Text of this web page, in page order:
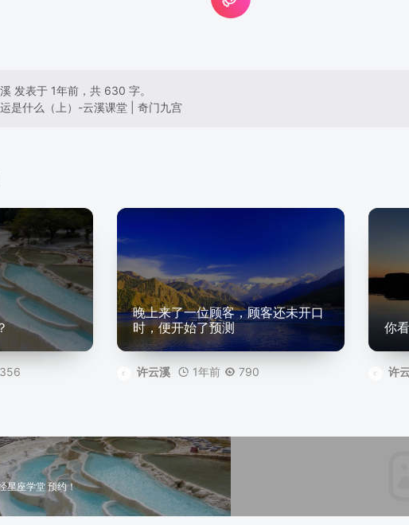
发表于 1年前，共 630 字。
是什么（上）-云溪课堂 | 奇门九宫
356
晚上来了一位顾客，顾客还未开口
时，便开始了预测
许云溪 1年前 790
你
许
星座学堂 预约！